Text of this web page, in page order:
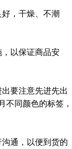
，干燥、不潮
以保证商品安
要注意先进先出
不同颜色的标签，
通，以便到货的